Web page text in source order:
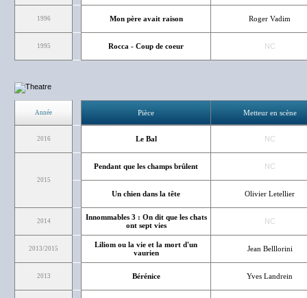
1996 Mon père avait raison Roger Vadim
1995 Rocca - Coup de coeur NC
Année Pièce Metteur en scène
2016 Le Bal NC
2015
Pendant que les champs brûlent NC
Un chien dans la tête Olivier Letellier
2014
Innommables 3 : On dit que les chats
ont sept vies
NC
2013/2015
Liliom ou la vie et la mort d'un
vaurien
Jean Belllorini
2013 Bérénice Yves Landrein